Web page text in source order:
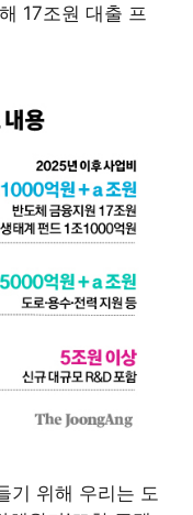
17조원 대출 프
기 위해 우리는 도